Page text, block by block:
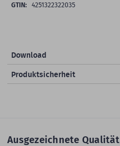
4251322322035
Download
Produktsicherheit
Ausgezeichnete Qualität